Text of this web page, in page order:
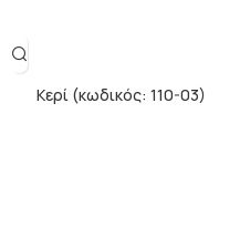
Κερί (κωδικός: 110-03)